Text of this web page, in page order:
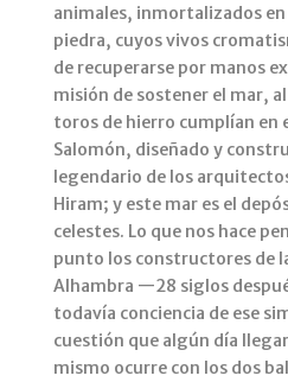
animales, inmortalizados
piedra, cuyos vivos
de recuperarse por manos
misión de sostener el mar,
toros de hierro cumplían en
Salomón, diseñado y
legendario de los
Hiram; y este mar es el
celestes. Lo que nos hace
punto los constructores de
Alhambra —28 siglos
todavía conciencia de ese
cuestión que algún día
mismo ocurre con los dos